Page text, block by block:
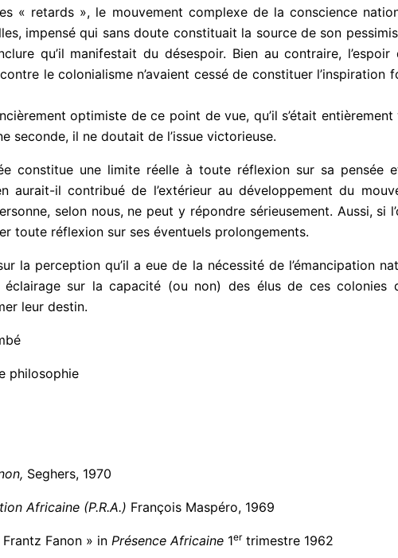
« retards », le mouvement complexe de la conscience
impensé qui sans doute constituait la source de son
qu’il manifestait du désespoir. Bien au contraire,
le colonialisme n’avaient cessé de constituer
optimiste de ce point de vue, qu’il s’était
seconde, il ne doutait de l’issue victorieuse.
constitue une limite réelle à toute réflexion sur sa pensée
aurait-il contribué de l’extérieur au développement du
selon nous, ne peut y répondre sérieusement. Aussi, si
toute réflexion sur ses éventuels prolongements.
la perception qu’il a eue de la nécessité de l’émancipation
éclairage sur la capacité (ou non) des élus de ces colonies
leur destin.
philosophie
Seghers, 1970
Africaine (P.R.A.) François Maspéro, 1969
Fanon » in Présence Africaine 1ertrimestre 1962